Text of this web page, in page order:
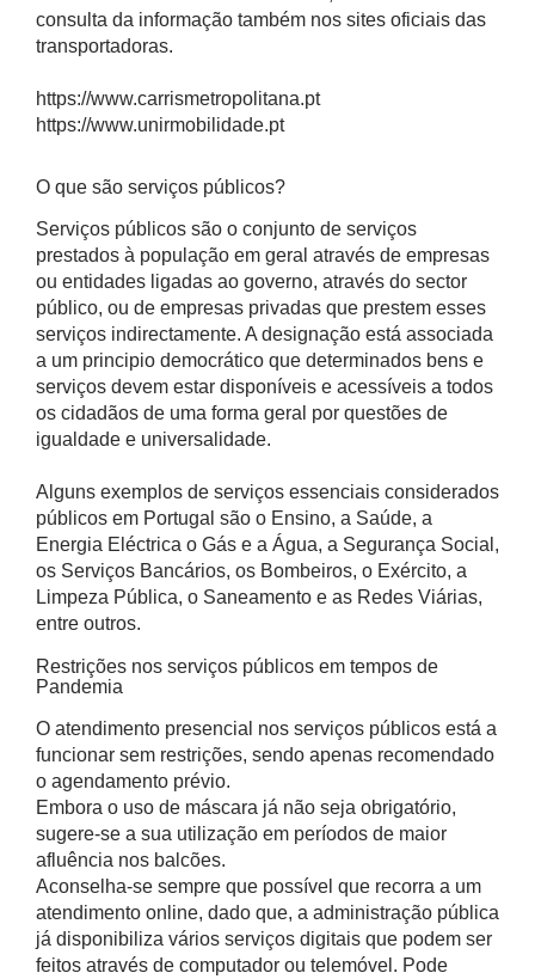
consulta da informação também nos sites oficiais das
transportadoras.
https://www.carrismetropolitana.pt
https://www.unirmobilidade.pt
O que são serviços públicos?
Serviços públicos são o conjunto de serviços
prestados à população em geral através de empresas
ou entidades ligadas ao governo, através do sector
público, ou de empresas privadas que prestem esses
serviços indirectamente. A designação está associada
a um principio democrático que determinados bens e
serviços devem estar disponíveis e acessíveis a todos
os cidadãos de uma forma geral por questões de
igualdade e universalidade.
Alguns exemplos de serviços essenciais considerados
públicos em Portugal são o Ensino, a Saúde, a
Energia Eléctrica o Gás e a Água, a Segurança Social,
os Serviços Bancários, os Bombeiros, o Exército, a
Limpeza Pública, o Saneamento e as Redes Viárias,
entre outros.
Restrições nos serviços públicos em tempos de
Pandemia
O atendimento presencial nos serviços públicos está a
funcionar sem restrições, sendo apenas recomendado
o agendamento prévio.
Embora o uso de máscara já não seja obrigatório,
sugere-se a sua utilização em períodos de maior
afluência nos balcões.
Aconselha-se sempre que possível que recorra a um
atendimento online, dado que, a administração pública
já disponibiliza vários serviços digitais que podem ser
feitos através de computador ou telemóvel. Pode